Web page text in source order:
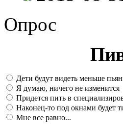
Опрос
Дети будут видеть меньше
Я думаю, ничего не изменится
Придется пить в
Наконец-то под окнами будет
Мне все равно...